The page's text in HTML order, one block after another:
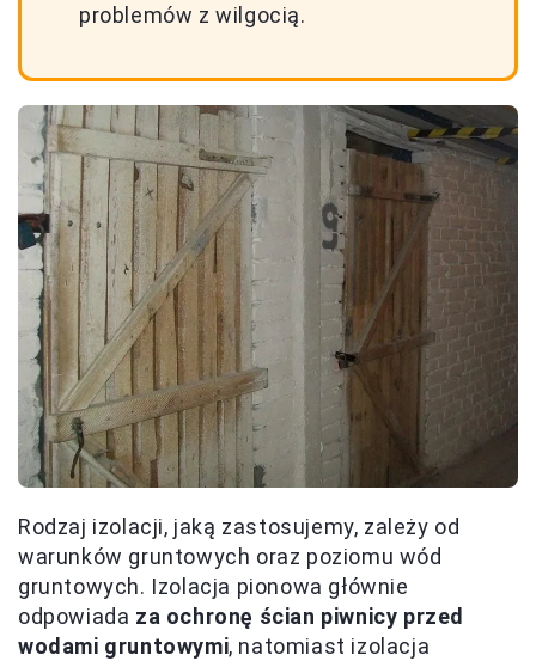
problemów z wilgocią.
Rodzaj izolacji, jaką zastosujemy, zależy od
warunków gruntowych oraz poziomu wód
gruntowych. Izolacja pionowa głównie
odpowiada za ochronę ścian piwnicy przed
wodami gruntowymi, natomiast izolacja